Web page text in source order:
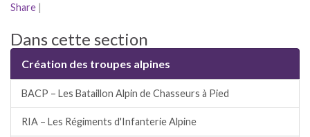
Share |
Dans cette section
Création des troupes alpines
BACP – Les Bataillon Alpin de Chasseurs à Pied
RIA – Les Régiments d'Infanterie Alpine